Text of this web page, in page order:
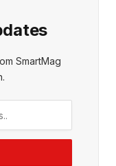
SmartMag